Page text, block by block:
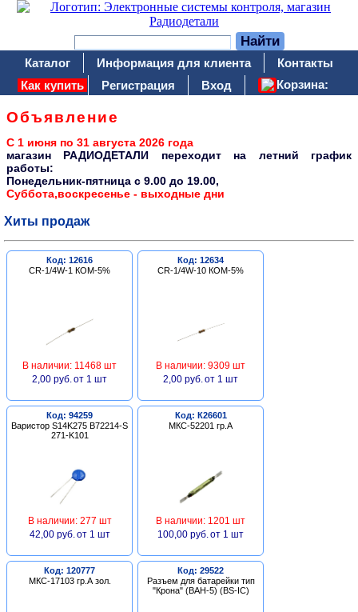
Каталог Информация для клиента
Контакты
Как купить
Регистрация Вход Корзина:
Объявление
С 1 июня по 31 августа 2026 года
магазин РАДИОДЕТАЛИ переходит на летний график
работы:
Понедельник-пятница c 9.00 до 19.00,
Суббота,воскресенье - выходные дни
Хиты продаж
Код: 12616
CR-1/4W-1 КОМ-5%
В наличии: 11468 шт
2,00 руб. от 1 шт
Код: 12634
CR-1/4W-10 КОМ-5%
В наличии: 9309 шт
2,00 руб. от 1 шт
Код: 94259
Варистор S14K275 B72214-S
271-K101
В наличии: 277 шт
42,00 руб. от 1 шт
Код: К26601
МКС-52201 гр.А
В наличии: 1201 шт
100,00 руб. от 1 шт
Код: 120777
МКС-17103 гр.А зол.
Код: 29522
Разъем для батарейки тип
"Крона" (BAH-5) (BS-IC)